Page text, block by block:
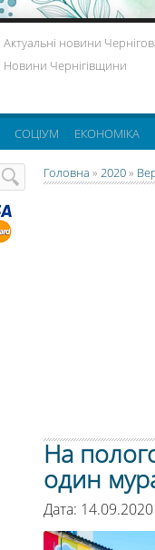
Актуальні новини
Новини Чернігівщини
СОЦІУМ ЕКОНОМІКА
Головна » 2020»
На
один
Дата: